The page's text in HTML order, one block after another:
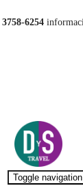
6254
Toggle navigation